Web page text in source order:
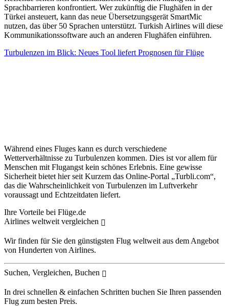
Sprachbarrieren konfrontiert. Wer zukünftig die Flughäfen in der
Türkei ansteuert, kann das neue Übersetzungsgerät SmartMic
nutzen, das über 50 Sprachen unterstützt. Turkish Airlines will diese
Kommunikationssoftware auch an anderen Flughäfen einführen.
Turbulenzen im Blick: Neues Tool liefert Prognosen für Flüge
Während eines Fluges kann es durch verschiedene
Wetterverhältnisse zu Turbulenzen kommen. Dies ist vor allem für
Menschen mit Flugangst kein schönes Erlebnis. Eine gewisse
Sicherheit bietet hier seit Kurzem das Online-Portal „Turbli.com“,
das die Wahrscheinlichkeit von Turbulenzen im Luftverkehr
voraussagt und Echtzeitdaten liefert.
Ihre Vorteile bei Flüge.de
Airlines weltweit vergleichen
Wir finden für Sie den günstigsten Flug weltweit aus dem Angebot
von Hunderten von Airlines.
Suchen, Vergleichen, Buchen
In drei schnellen & einfachen Schritten buchen Sie Ihren passenden
Flug zum besten Preis.